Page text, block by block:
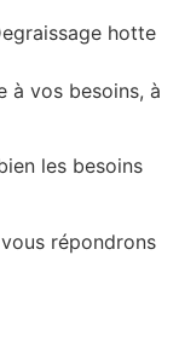
hotte
à vos besoins, à
les besoins
répondrons